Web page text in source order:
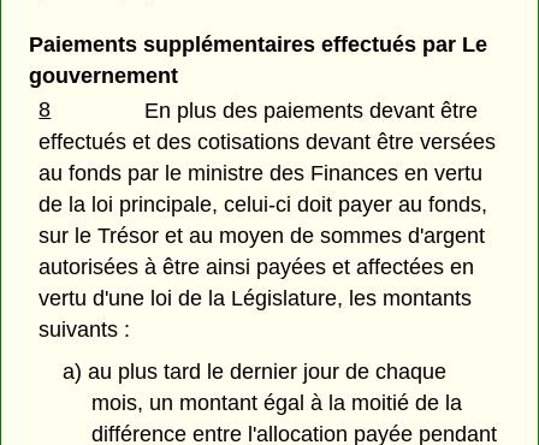
Paiements supplémentaires effectués par Le
gouvernement
8
En plus des paiements devant être
effectués et des cotisations devant être versées
au fonds par le ministre des Finances en vertu
de la loi principale, celui-ci doit payer au fonds,
sur le Trésor et au moyen de sommes d'argent
autorisées à être ainsi payées et affectées en
vertu d'une loi de la Législature, les montants
suivants :
a) au plus tard le dernier jour de chaque
mois, un montant égal à la moitié de la
différence entre l'allocation payée pendant